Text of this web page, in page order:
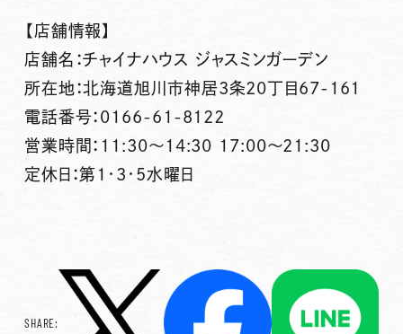
【店舗情報】
店舗名：チャイナハウス ジャスミンガーデン
所在地：北海道旭川市神居3条20丁目67-161
電話番号：0166-61-8122
営業時間：11:30～14:30 17:00～21:30
定休日：第1･3･5水曜日
SHARE: